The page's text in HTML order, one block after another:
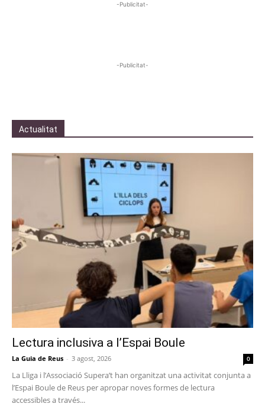
-Publicitat-
-Publicitat-
Actualitat
Lectura inclusiva a l’Espai Boule
La Guia de Reus - 3 agost, 2026 0
La Lliga i l’Associació Supera’t han organitzat una activitat conjunta a
l’Espai Boule de Reus per apropar noves formes de lectura
accessibles a través...